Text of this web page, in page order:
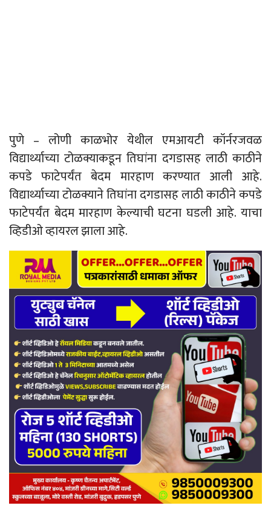
पुणे – लोणी काळभोर येथील एमआयटी कॉर्नरजवळ
विद्यार्थ्याच्या टोळक्याकडून तिघांना दगडासह लाठी काठीने
कपडे फाटेपर्यंत बेदम मारहाण करण्यात आली आहे.
विद्यार्थ्याच्या टोळक्याने तिघांना दगडासह लाठी काठीने कपडे
फाटेपर्यंत बेदम मारहाण केल्याची घटना घडली आहे. याचा
व्हिडीओ व्हायरल झाला आहे.